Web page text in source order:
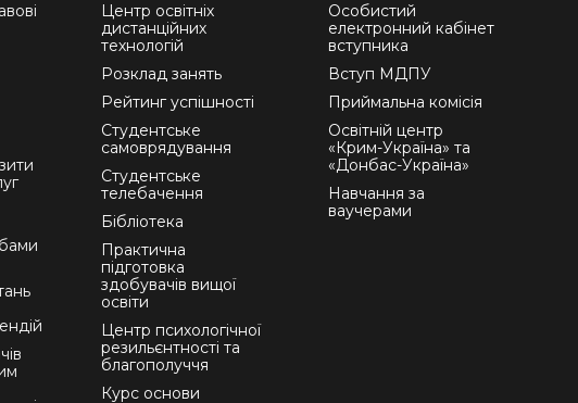
Центр освітніх
дистанційних
технологій
Розклад занять
Рейтинг успішності
Студентське
самоврядування
Студентське
телебачення
Бібліотека
Практична
підготовка
здобувачів вищої
освіти
Центр психологічної
резильєнтності та
благополуччя
Курс основи
Особистий
електронний кабінет
вступника
Вступ МДПУ
Приймальна комісія
Освітній центр
«Крим-Україна» та
«Донбас-Україна»
Навчання за
ваучерами